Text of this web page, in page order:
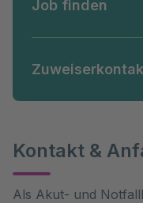
Job finden
Kontakt &
Als Akut- und